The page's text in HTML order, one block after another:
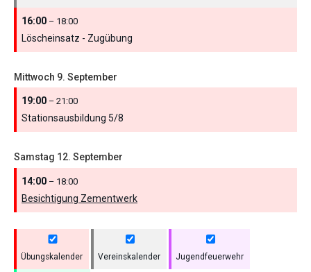
16:00 – 18:00
Löscheinsatz - Zugübung
Mittwoch 9. September
19:00 – 21:00
Stationsausbildung 5/8
Samstag 12. September
14:00 – 18:00
Besichtigung Zementwerk
Übungskalender Vereinskalender Jugendfeuerwehr